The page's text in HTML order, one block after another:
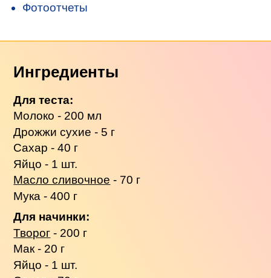
Фотоотчеты
Ингредиенты
Для теста:
Молоко - 200 мл
Дрожжи сухие - 5 г
Сахар - 40 г
Яйцо - 1 шт.
Масло сливочное - 70 г
Мука - 400 г
Для начинки:
Творог - 200 г
Мак - 20 г
Яйцо - 1 шт.